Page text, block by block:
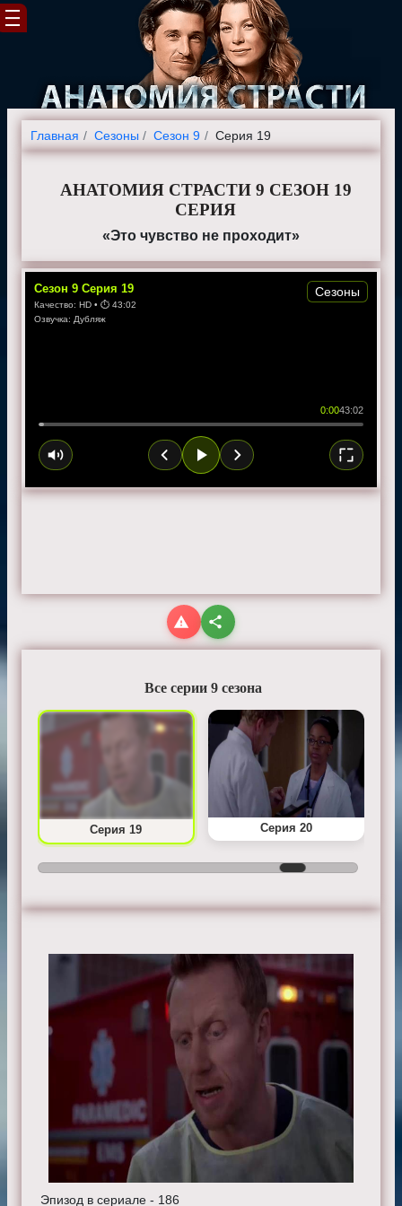
Главная Cезоны Сезон 9 Серия 19
АНАТОМИЯ СТРАСТИ 9 СЕЗОН 19
СЕРИЯ
«Это чувство не проходит»
Сезон 9 Серия 19
Качество: HD • ⏱ 43:02
Озвучка: Дубляж
0:0043:02
Сезоны
Все серии 9 сезона
Серия 19 Серия 20
Эпизод в сериале - 186